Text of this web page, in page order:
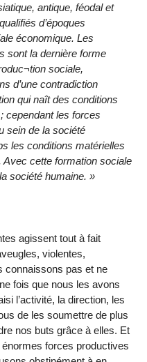
antique, féodal et
d’époques
économique. Les
sont la dernière forme
sociale,
d’une contradiction
qui naît des conditions
cependant les forces
sein de la société
les conditions matérielles
cette formation sociale
société humaine. »
agissent tout à fait
violentes,
connaissons pas et ne
fois que nous les avons
l’activité, la direction, les
de les soumettre de plus
nos buts grâce à elles. Et
forces productives